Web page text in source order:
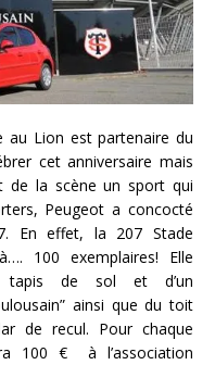
au Lion est partenaire du
cet anniversaire mais
de la scène un sport qui
Peugeot a concocté
En effet, la 207 Stade
100 exemplaires! Elle
tapis de sol et d’un
ainsi que du toit
de recul. Pour chaque
100 € à l’association